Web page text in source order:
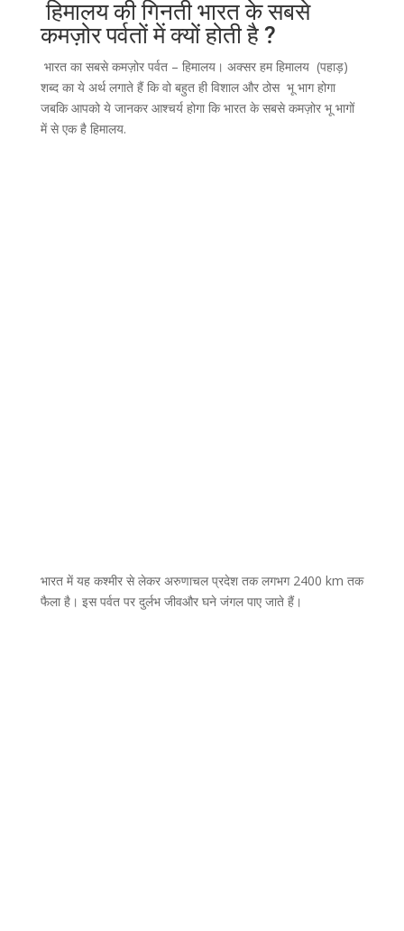
हिमालय की गिनती भारत के सबसे
कमज़ोर पर्वतों में क्यों होती है ?
भारत का सबसे कमज़ोर पर्वत – हिमालय। अक्सर हम हिमालय (पहाड़)
शब्द का ये अर्थ लगाते हैं कि वो बहुत ही विशाल और ठोस भू भाग होगा
जबकि आपको ये जानकर आश्चर्य होगा कि भारत के सबसे कमज़ोर भू भागों
में से एक है हिमालय.
भारत में यह कश्मीर से लेकर अरुणाचल प्रदेश तक लगभग 2400 km तक
फैला है। इस पर्वत पर दुर्लभ जीवऔर घने जंगल पाए जाते हैं।